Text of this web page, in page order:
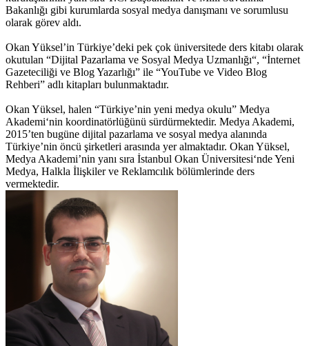
Bakanlığı gibi kurumlarda sosyal medya danışmanı ve sorumlusu
olarak görev aldı.
Okan Yüksel’in Türkiye’deki pek çok üniversitede ders kitabı olarak
okutulan “Dijital Pazarlama ve Sosyal Medya Uzmanlığı“, “İnternet
Gazeteciliği ve Blog Yazarlığı” ile “YouTube ve Video Blog
Rehberi” adlı kitapları bulunmaktadır.
Okan Yüksel, halen “Türkiye’nin yeni medya okulu” Medya
Akademi‘nin koordinatörlüğünü sürdürmektedir. Medya Akademi,
2015’ten bugüne dijital pazarlama ve sosyal medya alanında
Türkiye’nin öncü şirketleri arasında yer almaktadır. Okan Yüksel,
Medya Akademi’nin yanı sıra İstanbul Okan Üniversitesi‘nde Yeni
Medya, Halkla İlişkiler ve Reklamcılık bölümlerinde ders
vermektedir.